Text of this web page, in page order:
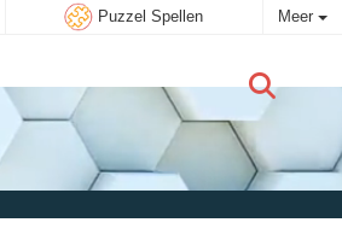
Puzzel Spellen Meer
Aanmelden